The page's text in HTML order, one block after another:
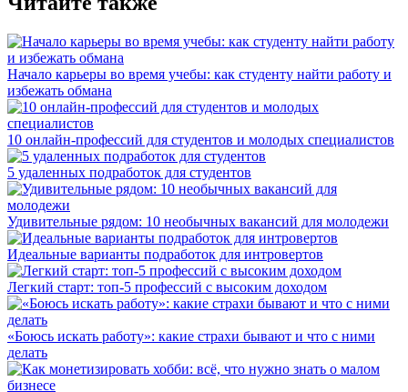
Начало карьеры во время учебы: как студенту найти работу и
избежать обмана
10 онлайн-профессий для студентов и молодых специалистов
5 удаленных подработок для студентов
Удивительные рядом: 10 необычных вакансий для молодежи
Идеальные варианты подработок для интровертов
Легкий старт: топ-5 профессий с высоким доходом
«Боюсь искать работу»: какие страхи бывают и что с ними
делать